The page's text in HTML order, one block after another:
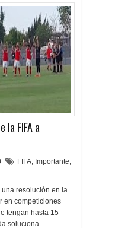
la FIFA a
FIFA, Importante,
una resolución en la
en competiciones
tengan hasta 15
soluciona